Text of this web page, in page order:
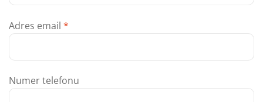
Adres email *
Numer telefonu